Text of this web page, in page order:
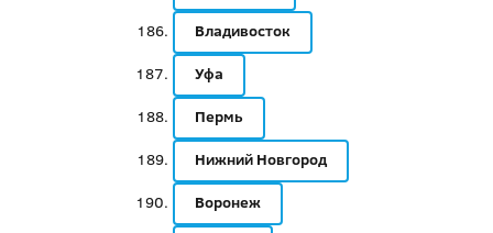
Владивосток
Уфа
Пермь
Нижний Новгород
Воронеж